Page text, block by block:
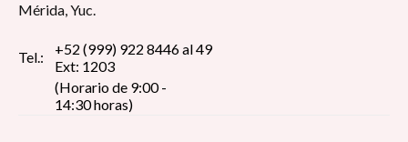
Mérida, Yuc.
Tel.:
+52 (999) 922 8446 al 49
Ext: 1203
(Horario de 9:00 -
14:30 horas)